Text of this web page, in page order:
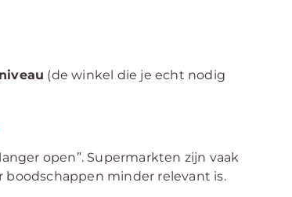
(de winkel die je echt nodig
open”. Supermarkten zijn vaak
boodschappen minder relevant is.